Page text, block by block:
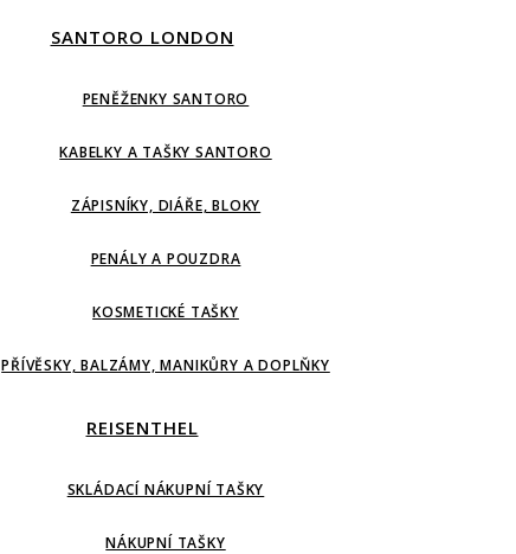
SANTORO LONDON
PENĚŽENKY SANTORO
KABELKY A TAŠKY SANTORO
ZÁPISNÍKY, DIÁŘE, BLOKY
PENÁLY A POUZDRA
KOSMETICKÉ TAŠKY
PŘÍVĚSKY, BALZÁMY, MANIKŮRY A DOPLŇKY
REISENTHEL
SKLÁDACÍ NÁKUPNÍ TAŠKY
NÁKUPNÍ TAŠKY